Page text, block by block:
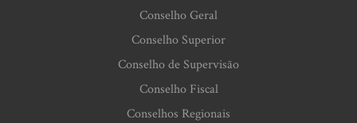
Conselho Geral
Conselho Superior
Conselho de Supervisão
Conselho Fiscal
Conselhos Regionais